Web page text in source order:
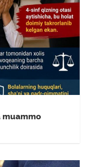
muammo